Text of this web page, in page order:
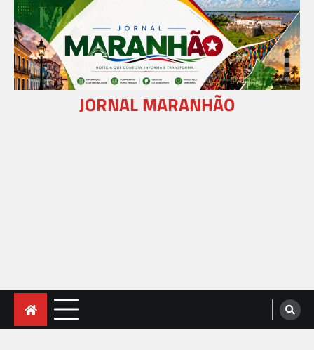
Skip
content
JORNAL MARANHÃO